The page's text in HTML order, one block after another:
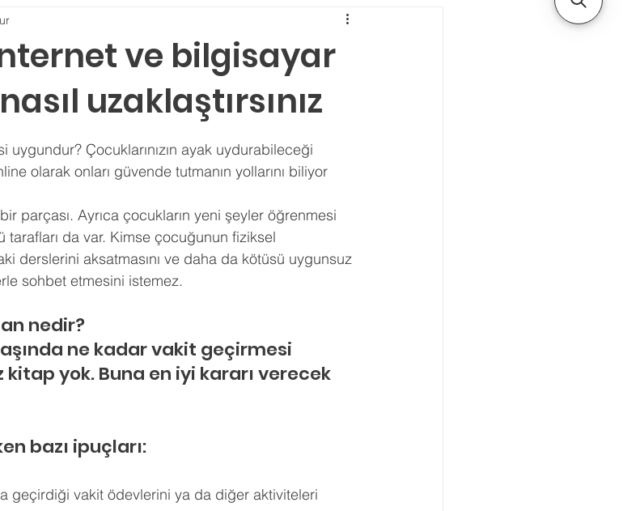
Aile Danışmanlığı Psikolojik Danışman
Tercih Danışmanı Öğrenci Koçluğu Boşanma Danışmanlığı
ve bilgisayar
uzaklaştırsınız
Çocuklarınızın ayak uydurabileceği
olarak onları güvende tutmanın yollarını biliyor
parçası. Ayrıca çocukların yeni şeyler öğrenmesi
tarafları da var. Kimse çocuğunun fiziksel
derslerini aksatmasını ve daha da kötüsü uygunsuz
sohbet etmesini istemez.
nedir?
ne kadar vakit geçirmesi
yok. Buna en iyi kararı verecek
bazı ipuçları:
geçirdiği vakit ödevlerini ya da diğer aktiviteleri